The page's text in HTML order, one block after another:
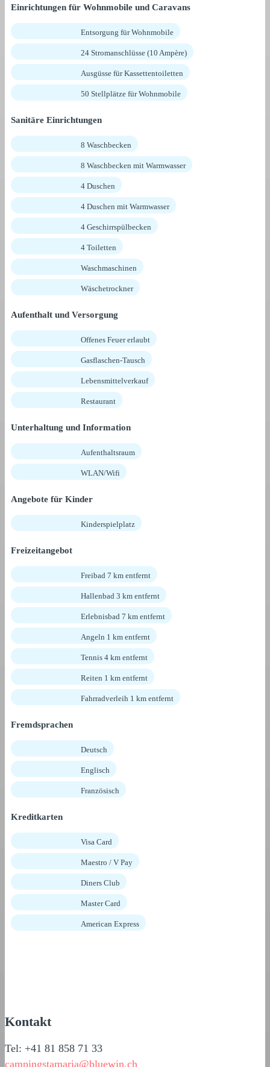
Einrichtungen für Wohnmobile und Caravans
Entsorgung für Wohnmobile
24 Stromanschlüsse (10 Ampère)
Ausgüsse für Kassettentoiletten
50 Stellplätze für Wohnmobile
Sanitäre Einrichtungen
8 Waschbecken
8 Waschbecken mit Warmwasser
4 Duschen
4 Duschen mit Warmwasser
4 Geschirrspülbecken
4 Toiletten
Waschmaschinen
Wäschetrockner
Aufenthalt und Versorgung
Offenes Feuer erlaubt
Gasflaschen-Tausch
Lebensmittelverkauf
Restaurant
Unterhaltung und Information
Aufenthaltsraum
WLAN/Wifi
Angebote für Kinder
Kinderspielplatz
Freizeitangebot
Freibad 7 km entfernt
Hallenbad 3 km entfernt
Erlebnisbad 7 km entfernt
Angeln 1 km entfernt
Tennis 4 km entfernt
Reiten 1 km entfernt
Fahrradverleih 1 km entfernt
Fremdsprachen
Deutsch
Englisch
Französisch
Kreditkarten
Visa Card
Maestro / V Pay
Diners Club
Master Card
American Express
Kontakt
Tel: +41 81 858 71 33
campingstamaria@bluewin.ch